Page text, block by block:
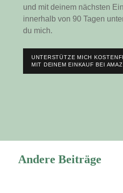
und mit deinem nächsten
innerhalb von 90 Tagen
du mich.
UNTERSTÜTZE MICH
MIT DEINEM EINKAUF BEI
Andere Beiträge